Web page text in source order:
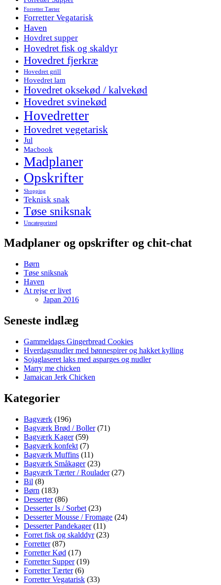
Forretter Tærter
Forretter Vegatarisk
Haven
Hovdret supper
Hovedret fisk og skaldyr
Hovedret fjerkræ
Hovedret grill
Hovedret lam
Hovedret oksekød / kalvekød
Hovedret svinekød
Hovedretter
Hovedret vegetarisk
Jul
Macbook
Madplaner
Opskrifter
Shopping
Teknisk snak
Tøse sniksnak
Uncategorized
Madplaner og opskrifter og chit-chat
Børn
Tøse sniksnak
Haven
At rejse er livet
Japan 2016
Seneste indlæg
Gammeldags Gingerbread Cookies
Hverdagsnudler med bønnespirer og hakket kylling
Sojaglaseret laks med asparges og nudler
Marry me chicken
Jamaican Jerk Chicken
Kategorier
Bagværk (196)
Bagværk Brød / Boller(71)
Bagværk Kager(59)
Bagværk konfekt (7)
Bagværk Muffins (11)
Bagværk Småkager(23)
Bagværk Tærter / Roulader(27)
Bil (8)
Børn (183)
Desserter(86)
Desserter Is / Sorbet (23)
Desserter Mousse / Fromage (24)
Desserter Pandekager(11)
Forret fisk og skalddyr(23)
Forretter(87)
Forretter Kød (17)
Forretter Supper(19)
Forretter Tærter(6)
Forretter Vegatarisk (33)